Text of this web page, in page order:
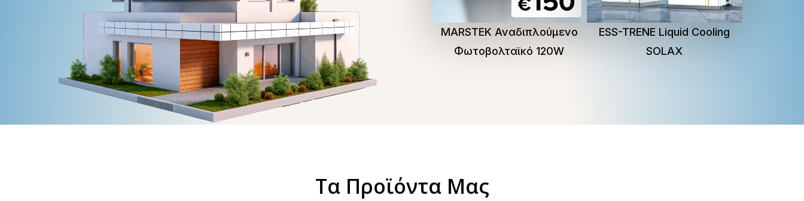
MARSTEK Αναδιπλούμενο
Φωτοβολταϊκό 120W
ESS-TRENE Liquid Cooling
SOLAX
Τα Προϊόντα Μας